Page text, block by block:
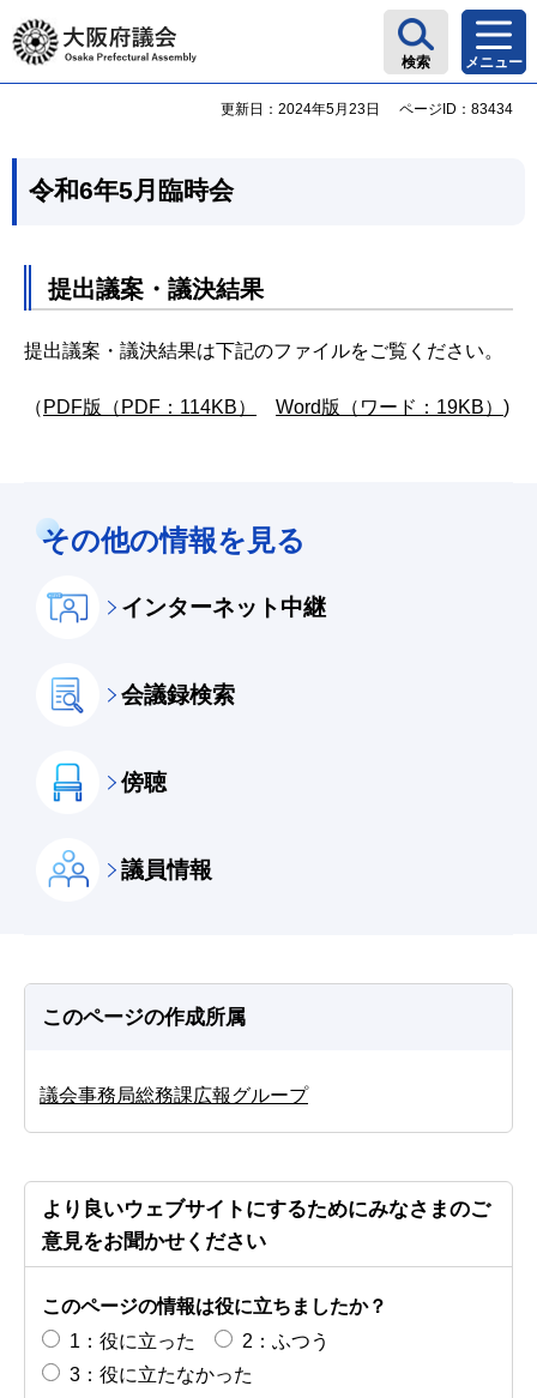
大阪府議会
検索 メニュー
更新日：2024年5月23日 ページID：83434
令和6年5月臨時会
提出議案・議決結果
提出議案・議決結果は下記のファイルをご覧ください。
（ PDF版（PDF：114KB） Word版（ワード：19KB） )
その他の情報を見る
インターネット中継
会議録検索
傍聴
議員情報
このページの作成所属
議会事務局総務課広報グループ
より良いウェブサイトにするためにみなさまのご
意見をお聞かせください
このページの情報は役に立ちましたか？
1：役に立った
2：ふつう
3：役に立たなかった